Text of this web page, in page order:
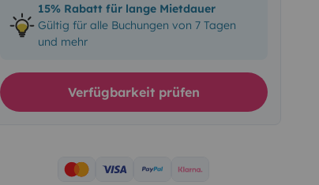
15% Rabatt für lange Mietdauer
Gültig für alle Buchungen von 7 Tagen
und mehr
Verfügbarkeit prüfen